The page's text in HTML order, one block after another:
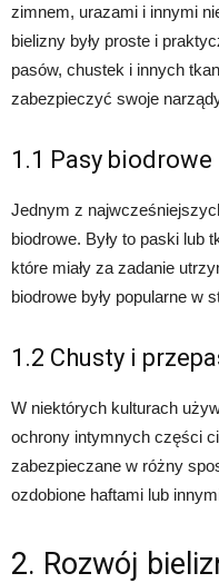
zimnem, urazami i innymi
bielizny były proste i
pasów, chustek i innych
zabezpieczyć swoje
1.1 Pasy biodrowe
Jednym z
biodrowe. Były to paski lub
które miały za zadanie
biodrowe były popularne w
1.2 Chusty i
W niektórych kulturach
ochrony intymnych części
zabezpieczane w różny
ozdobione haftami lub
2. Rozwój